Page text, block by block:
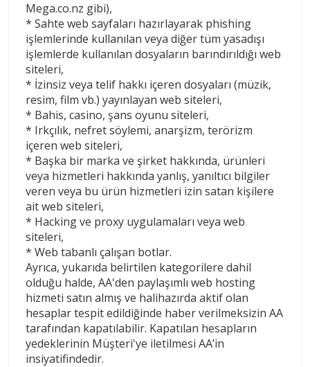
Mega.co.nz gibi),
* Sahte web sayfaları hazırlayarak phishing
işlemlerinde kullanılan veya diğer tüm yasadışı
işlemlerde kullanılan dosyaların barındırıldığı web
siteleri,
* İzinsiz veya telif hakkı içeren dosyaları (müzik,
resim, film vb.) yayınlayan web siteleri,
* Bahis, casino, şans oyunu siteleri,
* Irkçılık, nefret söylemi, anarşizm, terörizm
içeren web siteleri,
* Başka bir marka ve şirket hakkında, ürünleri
veya hizmetleri hakkında yanlış, yanıltıcı bilgiler
veren veya bu ürün hizmetleri izin satan kişilere
ait web siteleri,
* Hacking ve proxy uygulamaları veya web
siteleri,
* Web tabanlı çalışan botlar.
Ayrıca, yukarıda belirtilen kategorilere dahil
olduğu halde, AA'den paylaşımlı web hosting
hizmeti satın almış ve halihazırda aktif olan
hesaplar tespit edildiğinde haber verilmeksizin AA
tarafından kapatılabilir. Kapatılan hesapların
yedeklerinin Müşteri'ye iletilmesi AA’in
insiyatifindedir.